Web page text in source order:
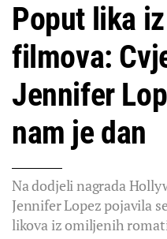
Poput lika
filmova:
Jennifer
nam je dan
Na dodjeli nagrada
Jennifer Lopez pojavila
likova iz omiljenih